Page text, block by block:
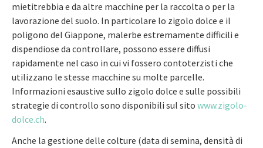
mietitrebbia e da altre macchine per la raccolta o per la
lavorazione del suolo. In particolare lo zigolo dolce e il
poligono del Giappone, malerbe estremamente difficili e
dispendiose da controllare, possono essere diffusi
rapidamente nel caso in cui vi fossero contoterzisti che
utilizzano le stesse macchine su molte parcelle.
Informazioni esaustive sullo zigolo dolce e sulle possibili
strategie di controllo sono disponibili sul sito www.zigolo-
dolce.ch.
Anche la gestione delle colture (data di semina, densità di